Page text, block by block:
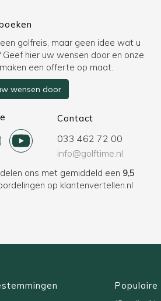
golfreis, maar geen idee wat u
Geef hier uw wensen door en onze
een offerte op maat.
wensen door
Contact
033 462 72 00
info@golftime.nl
ons met gemiddeld een 9,5
op klantenvertellen.nl
Populaire